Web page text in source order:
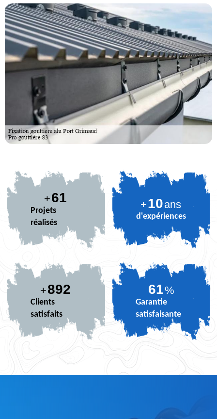
+71
Projets
réalisés
+10ans
d'expériences
+892
Clients
satisfaits
71%
Garantie
satisfaisante